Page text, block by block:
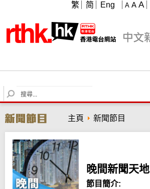
A A A
繁 简 Eng
S
e
r
c
h
主頁 新聞節目
晚間新聞天地
節目簡介: